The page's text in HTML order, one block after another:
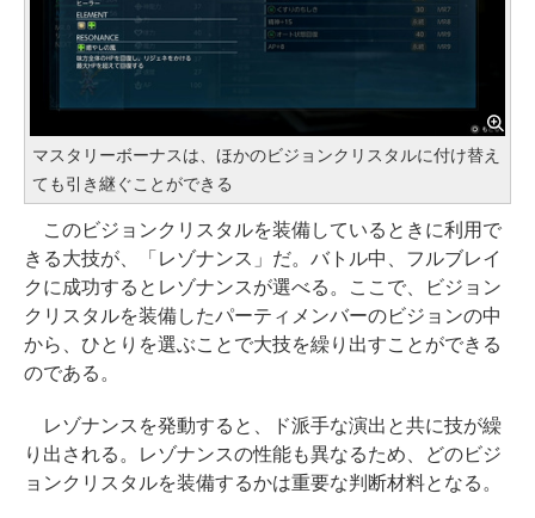
マスタリーボーナスは、ほかのビジョンクリスタルに付け替え
ても引き継ぐことができる
このビジョンクリスタルを装備しているときに利用で
きる大技が、「レゾナンス」だ。バトル中、フルブレイ
クに成功するとレゾナンスが選べる。ここで、ビジョン
クリスタルを装備したパーティメンバーのビジョンの中
から、ひとりを選ぶことで大技を繰り出すことができる
のである。
レゾナンスを発動すると、ド派手な演出と共に技が繰
り出される。レゾナンスの性能も異なるため、どのビジ
ョンクリスタルを装備するかは重要な判断材料となる。